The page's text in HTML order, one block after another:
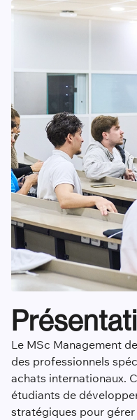
Le MSc Management
des professionnels
achats internationaux.
étudiants de
stratégiques pour